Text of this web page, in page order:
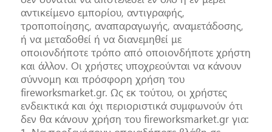
αντικείμενο εμπορίου, αντιγραφής,
τροποποίησης, αναπαραγωγής, αναμετάδοσης,
ή να μεταδοθεί ή να διανεμηθεί με
οποιονδήποτε τρόπο από οποιονδήποτε χρήστη
και άλλον. Οι χρήστες υποχρεούνται να κάνουν
σύννομη και πρόσφορη χρήση του
fireworksmarket.gr. Ως εκ τούτου, οι χρήστες
ενδεικτικά και όχι περιοριστικά συμφωνούν ότι
δεν θα κάνουν χρήση του fireworksmarket.gr για: